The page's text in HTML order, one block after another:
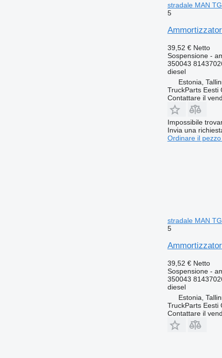
stradale MAN
5
39,52 € Netto
Sospensione -
350043
diesel
Estonia,
TruckParts Eesti
Contattare il
Impossibile
Invia una
Ordinare il
stradale MAN
5
39,52 € Netto
Sospensione -
350043
diesel
Estonia,
TruckParts Eesti
Contattare il